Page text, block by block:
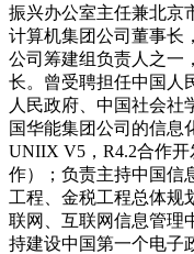
振兴办公室主任兼北京
计算机集团公司董事长
公司筹建组负责人之一
长。曾受聘担任中国人
人民政府、中国社会社
国华能集团公司的信息
UNIIX V5，R4.2合作
作）；负责主持中国信
工程、金税工程总体规
联网、互联网信息管理
持建设中国第一个电子